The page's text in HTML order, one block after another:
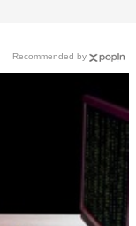
Recommended by